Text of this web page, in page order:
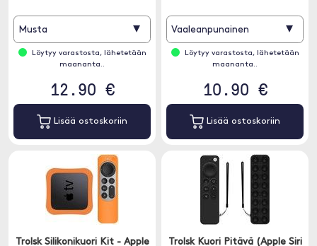
Musta ▾
Löytyy varastosta, lähetetään
maananta..
12.90 €
Lisää ostoskoriin
Vaaleanpunainen ▾
Löytyy varastosta, lähetetään
maananta..
10.90 €
Lisää ostoskoriin
Trolsk Silikonikuori Kit - Apple
Trolsk Kuori Pitävä (Apple Siri